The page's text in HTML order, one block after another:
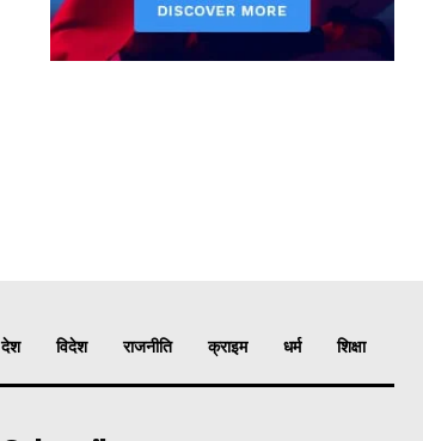
देश विदेश राजनीति क्राइम धर्म शिक्षा